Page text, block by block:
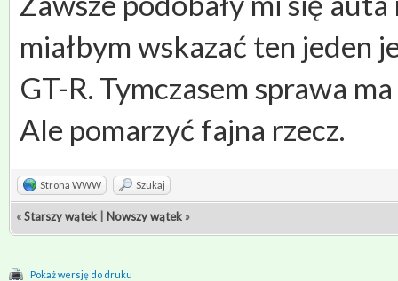
miałbym wskazać ten jeden
GT-R. Tymczasem sprawa
Ale pomarzyć fajna rzecz.
Strona WWW Szukaj
«Starszy wątek Nowszy wątek »
Pokaż wersję do druku